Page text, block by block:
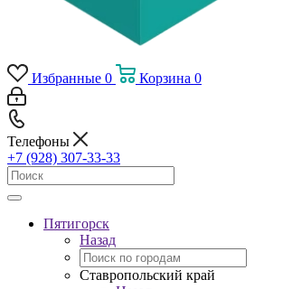
Избранные 0 Корзина 0
Телефоны
+7 (928) 307-33-33
Пятигорск
Назад
Ставропольский край